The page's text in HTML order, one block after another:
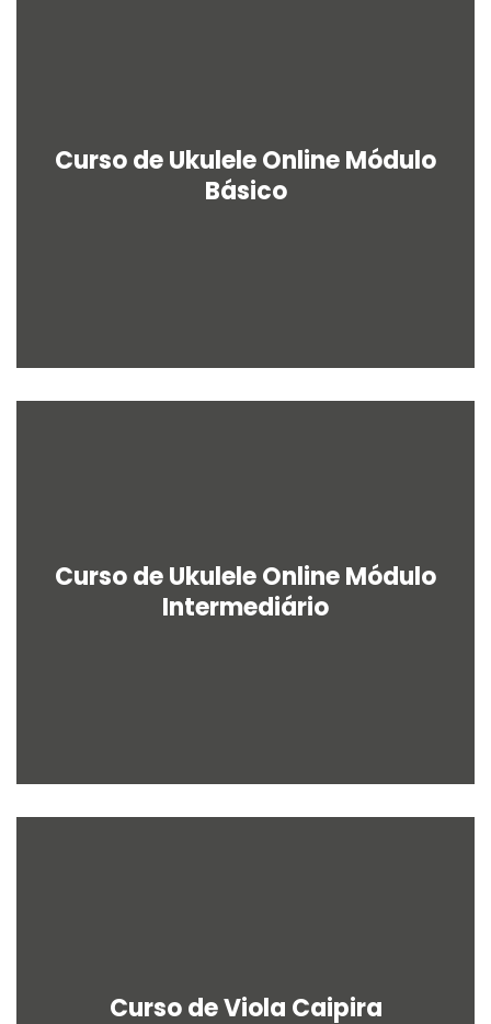
Curso de Ukulele Online Módulo
Básico
Curso de Ukulele Online Módulo
Intermediário
Curso de Viola Caipira